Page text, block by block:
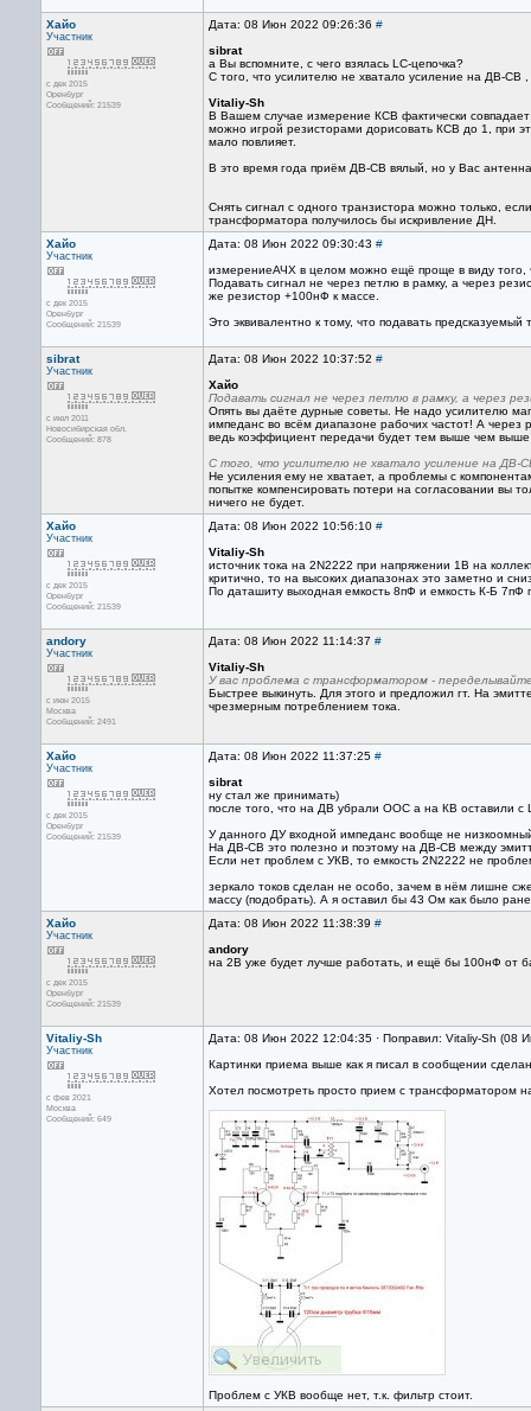
Хайо
Участник
с дек 2015
Оренбург
Сообщений: 21539
Дата: 08 Июн 2022 09:26:36 #
sibrat
а Вы вспомните, с чего взялась LC-цепочка?
С того, что усилителю не хватало усиление на ДВ-СВ
Vitaliy-Sh
В Вашем случае измерение КСВ фактически
можно игрой резисторами дорисовать КСВ до 1, при
мало повлияет.
В это время года приём ДВ-СВ вялый, но у Вас
Снять сигнал с одного транзистора можно только,
трансформатора получилось бы искривление ДН.
Хайо
Участник
с дек 2015
Оренбург
Сообщений: 21539
Дата: 08 Июн 2022 09:30:43 #
измерениеАЧХ в целом можно ещё проще в виду того,
Подавать сигнал не через петлю в рамку, а через
же резистор +100нФ к массе.
Это эквивалентно к тому, что подавать
sibrat
Участник
с июл 2011
Новосибирская обл.
Сообщений: 878
Дата: 08 Июн 2022 10:37:52 #
Хайо
Подавать сигнал не через петлю в рамку, а через
Опять вы даёте дурные советы. Не надо усилителю
импеданс во всём диапазоне рабочих частот! А через
ведь коэффициент передачи будет тем выше чем выше
С того, что усилителю не хватало усиление на ДВ-
Не усиления ему не хватает, а проблемы с
попытке компенсировать потери на согласовании вы
ничего не будет.
Хайо
Участник
с дек 2015
Оренбург
Сообщений: 21539
Дата: 08 Июн 2022 10:56:10 #
Vitaliy-Sh
источник тока на 2N2222 при напряжении 1В на
критично, то на высоких диапазонах это заметно и
По даташиту выходная емкость 8пФ и емкость К-Б
andory
Участник
с июн 2015
Москва
Сообщений: 2491
Дата: 08 Июн 2022 11:14:37 #
Vitaliy-Sh
У вас проблема с трансформатором -
Быстрее выкинуть. Для этого и предложил гт. На
чрезмерным потреблением тока.
Хайо
Участник
с дек 2015
Оренбург
Сообщений: 21539
Дата: 08 Июн 2022 11:37:25 #
sibrat
ну стал же принимать)
после того, что на ДВ убрали ООС а на КВ оставили с
У данного ДУ входной импеданс вообще не
На ДВ-СВ это полезно и поэтому на ДВ-СВ между
Если нет проблем с УКВ, то емкость 2N2222 не
зеркало токов сделан не особо, зачем в нём лишне
массу (подобрать). А я оставил бы 43 Ом как было
Хайо
Участник
с дек 2015
Оренбург
Сообщений: 21539
Дата: 08 Июн 2022 11:38:39 #
andory
на 2В уже будет лучше работать, и ещё бы 100нФ от
Vitaliy-Sh
Участник
с фев 2021
Москва
Сообщений: 649
Дата: 08 Июн 2022 12:04:35 · Поправил: Vitaliy-Sh (08
Картинки приема выше как я писал в сообщении
Хотел посмотреть просто прием с трансформатором
Проблем с УКВ вообще нет, т.к. фильтр стоит.